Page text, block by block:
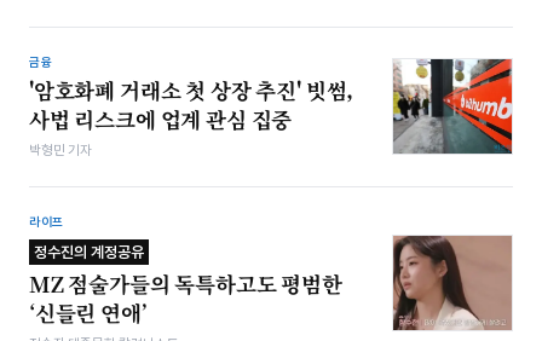
금융
'암호화폐 거래소 첫 상장 추진' 빗썸,
사법 리스크에 업계 관심 집중
박형민 기자
라이프
정수진의 계정공유
MZ 점술가들의 독특하고도 평범한
‘신들린 연애’